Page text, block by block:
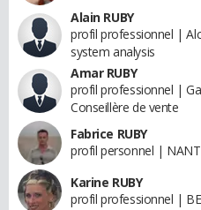
Alain RUBY
profil professionnel |
system analysis
Amar RUBY
profil professionnel |
Conseillère de vente
Fabrice RUBY
profil personnel |
Karine RUBY
profil professionnel |